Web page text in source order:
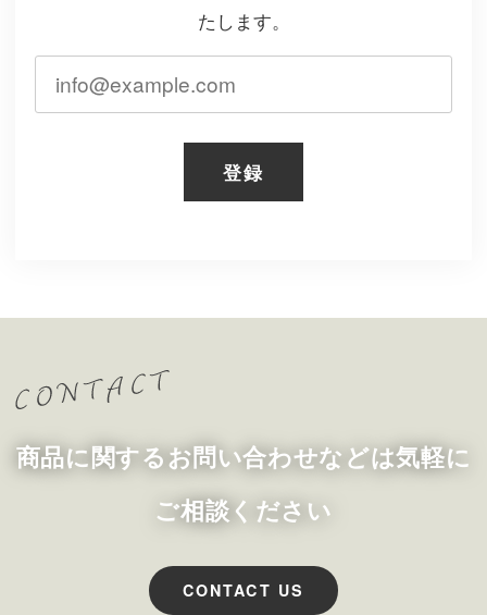
たします。
登録
商品に関するお問い合わせなどは気軽に
ご相談ください
CONTACT US